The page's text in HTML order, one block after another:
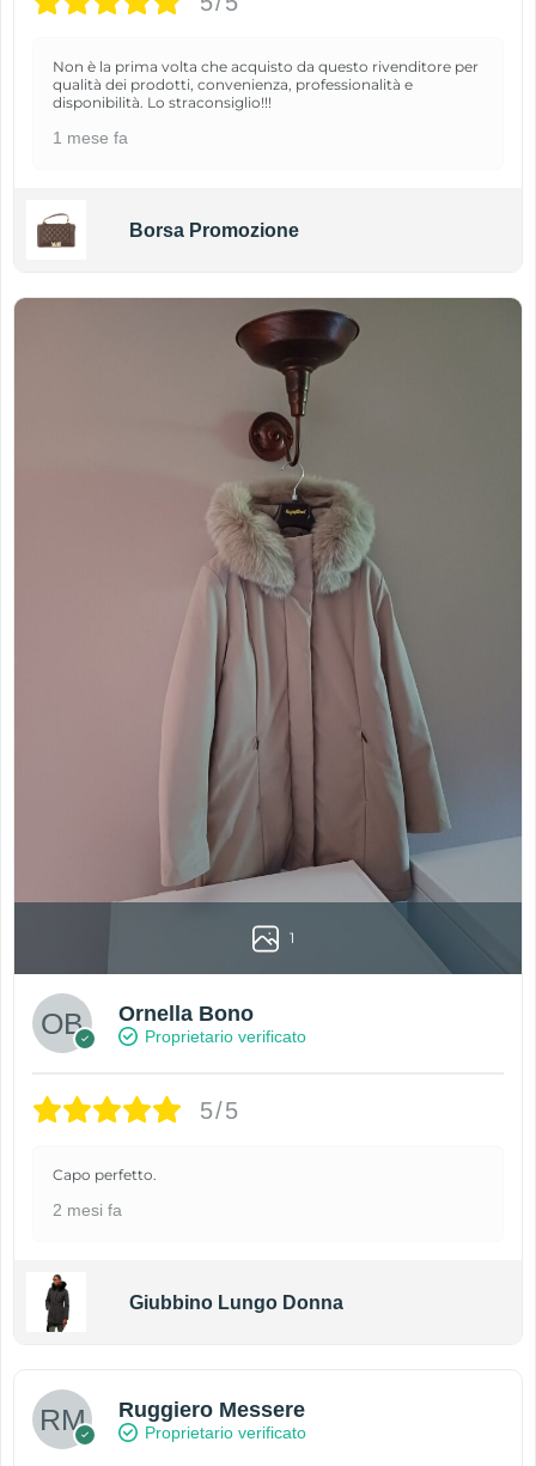
Non è la prima volta che acquisto da questo rivenditore per
qualità dei prodotti, convenienza, professionalità e
disponibilità. Lo straconsiglio!!!
1 mese fa
Borsa Promozione
1
Ornella Bono
Proprietario verificato
5/5
Capo perfetto.
2 mesi fa
Giubbino Lungo Donna
Ruggiero Messere
Proprietario verificato